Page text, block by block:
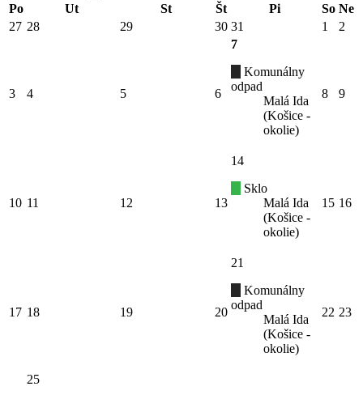
Po
Ut St Št Pi So Ne
27 28 29 30 31 1 2
3 4 5 6
7
Komunálny
odpad
Malá Ida
(Košice -
okolie)
8 9
10 11 12 13
14
Sklo
Malá Ida
(Košice -
okolie)
15 16
17 18 19 20
21
Komunálny
odpad
Malá Ida
(Košice -
okolie)
22 23
25